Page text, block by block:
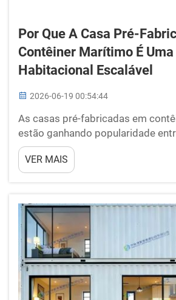
Por Que A Casa Pré-
Contêiner Marítimo É
Habitacional Escalável
2026-06-19 00:54:44
As casas pré-fabricadas em
estão ganhando popularidade
buscam moradias acessíveis e
corretas. A BOX-E lidera nesse
projetos especiais fáceis de
marítimos usados, o que as torna
VER MAIS